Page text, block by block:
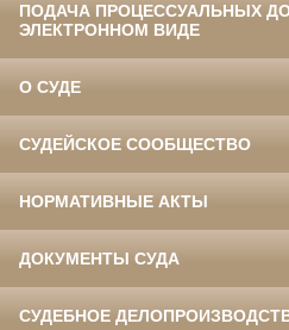
ПОДАЧА ПРОЦЕССУАЛЬНЫХ
ЭЛЕКТРОННОМ ВИДЕ
О СУДЕ
СУДЕЙСКОЕ СООБЩЕСТВО
НОРМАТИВНЫЕ АКТЫ
ДОКУМЕНТЫ СУДА
СУДЕБНОЕ